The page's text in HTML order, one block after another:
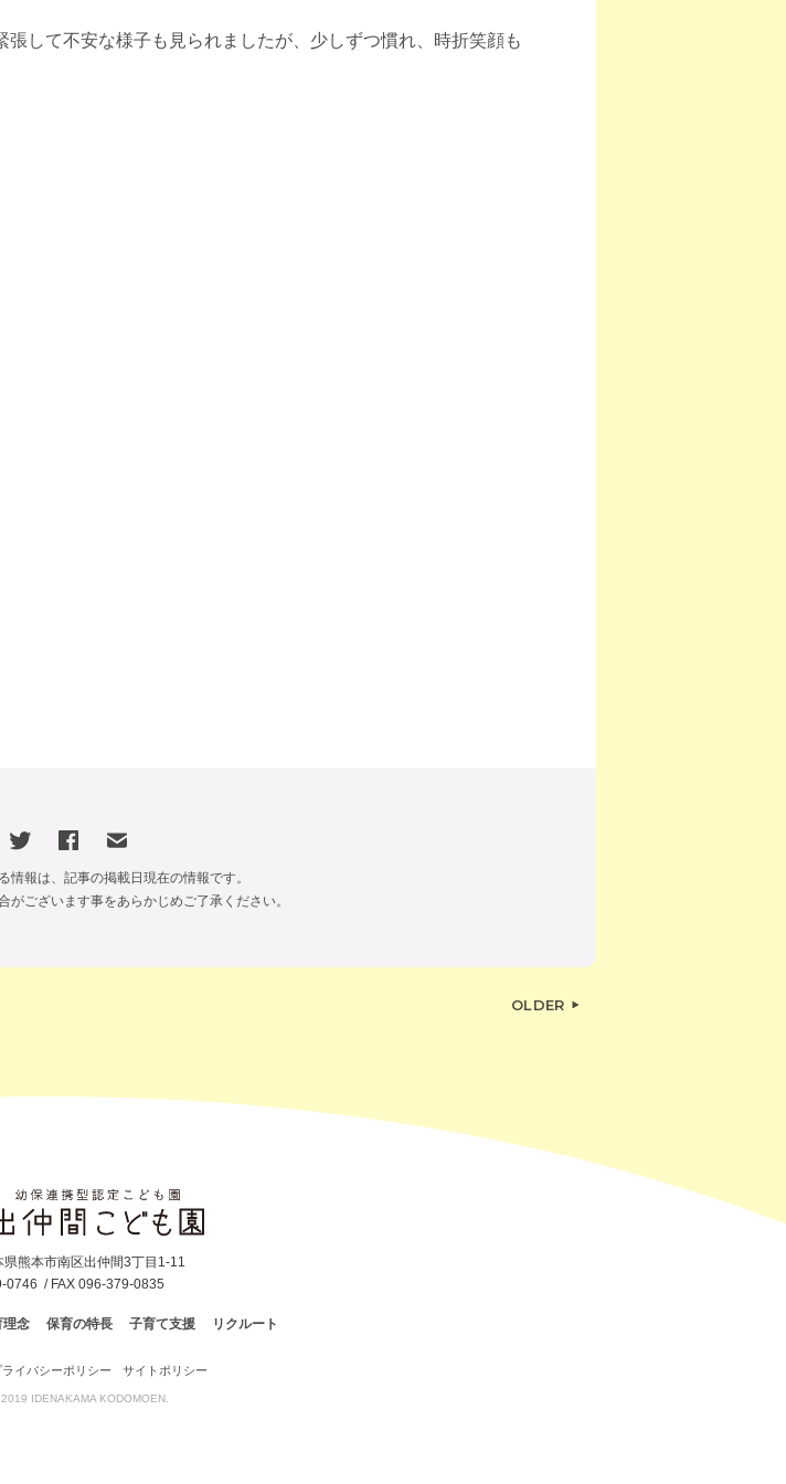
して不安な様子も見られましたが、少しずつ慣れ、時折笑顔も
情報は、記事の掲載日現在の情報です。
がございます事をあらかじめご了承ください。
OLDER
仲
こ
園
熊本市南区出仲間3丁目1-11
0746 / FAX 096-379-0835
理念 保育の特長 子育て支援 リクルート
ライバシーポリシー サイトポリシー
IDENAKAMA KODOMOEN.